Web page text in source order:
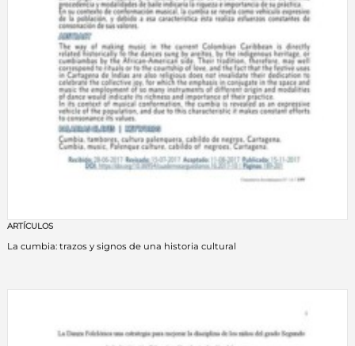
ARTÍCULOS
La cumbia: trazos y signos de una historia cultural